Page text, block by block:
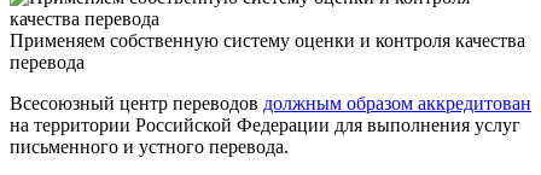
Применяем собственную систему оценки и контроля качества
перевода
Всесоюзный центр переводов должным образом аккредитован
на территории Российской Федерации для выполнения услуг
письменного и устного перевода.